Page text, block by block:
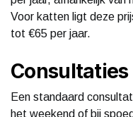
Voor katten ligt deze
tot €65 per jaar.
Consultaties
Een standaard
het weekend of bij